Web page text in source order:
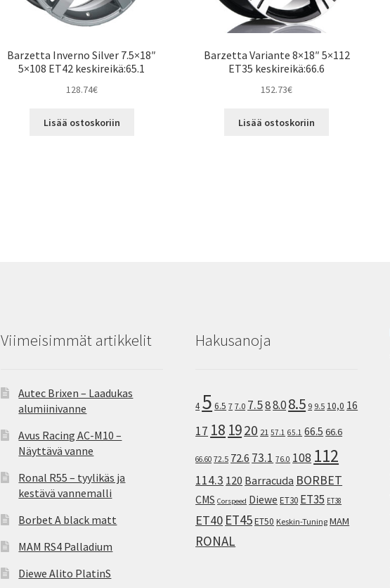
Barzetta Inverno Silver 7.5×18″
5×108 ET42 keskireikä:65.1
128.74€
Lisää ostoskoriin
Barzetta Variante 8×18″ 5×112
ET35 keskireikä:66.6
152.73€
Lisää ostoskoriin
Viimeisimmät artikkelit
Autec Brixen – Laadukas
alumiinivanne
Avus Racing AC-M10 –
Näyttävä vanne
Ronal R55 – tyylikäs ja
kestävä vannemalli
Borbet A black matt
MAM RS4 Palladium
Diewe Alito PlatinS
Hakusanoja
4 5 6.5 7 7.0 7.588.08.5 9 9.5 10,0 16
17 18 1920 21 57.1 65.1 66.5 66.6
66.60 72.5 72.6 73.1 76.0 108 112
114.3 120 Barracuda BORBET
CMS Corspeed Diewe ET30 ET35 ET38
ET40 ET45ET50 Keskin-Tuning MAM
RONAL